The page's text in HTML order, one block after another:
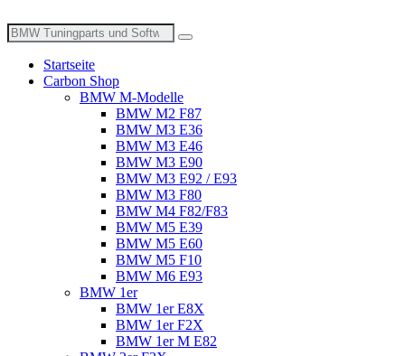
Inhalt
wechseln
Suche
nach:
Startseite
Carbon Shop
BMW M-Modelle
BMW M2 F87
BMW M3 E36
BMW M3 E46
BMW M3 E90
BMW M3 E92 / E93
BMW M3 F80
BMW M4 F82/F83
BMW M5 E39
BMW M5 E60
BMW M5 F10
BMW M6 E93
BMW 1er
BMW 1er E8X
BMW 1er F2X
BMW 1er M E82